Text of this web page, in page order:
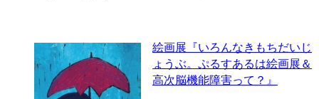
絵画展『いろんなきもちだいじ
ょうぶ。ぷるすあるは絵画展＆
高次脳機能障害って？』